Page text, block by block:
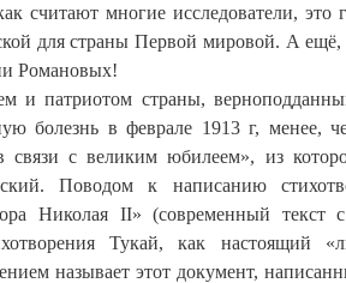
считают многие исследователи, это
для страны Первой мировой. А ещё,
Романовых!
и патриотом страны,
болезнь в феврале 1913 г, менее,
связи с великим юбилеем», из
Поводом к написанию
Николая II» (современный текст
Тукай, как настоящий
называет этот документ,